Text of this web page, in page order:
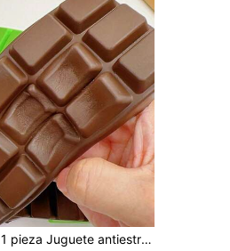
1 pieza Juguete antiestrés realista de chocolate, juguete para aliviar el estrés, decoración de escritorio de oficina, regalo de juguete suave para apretar